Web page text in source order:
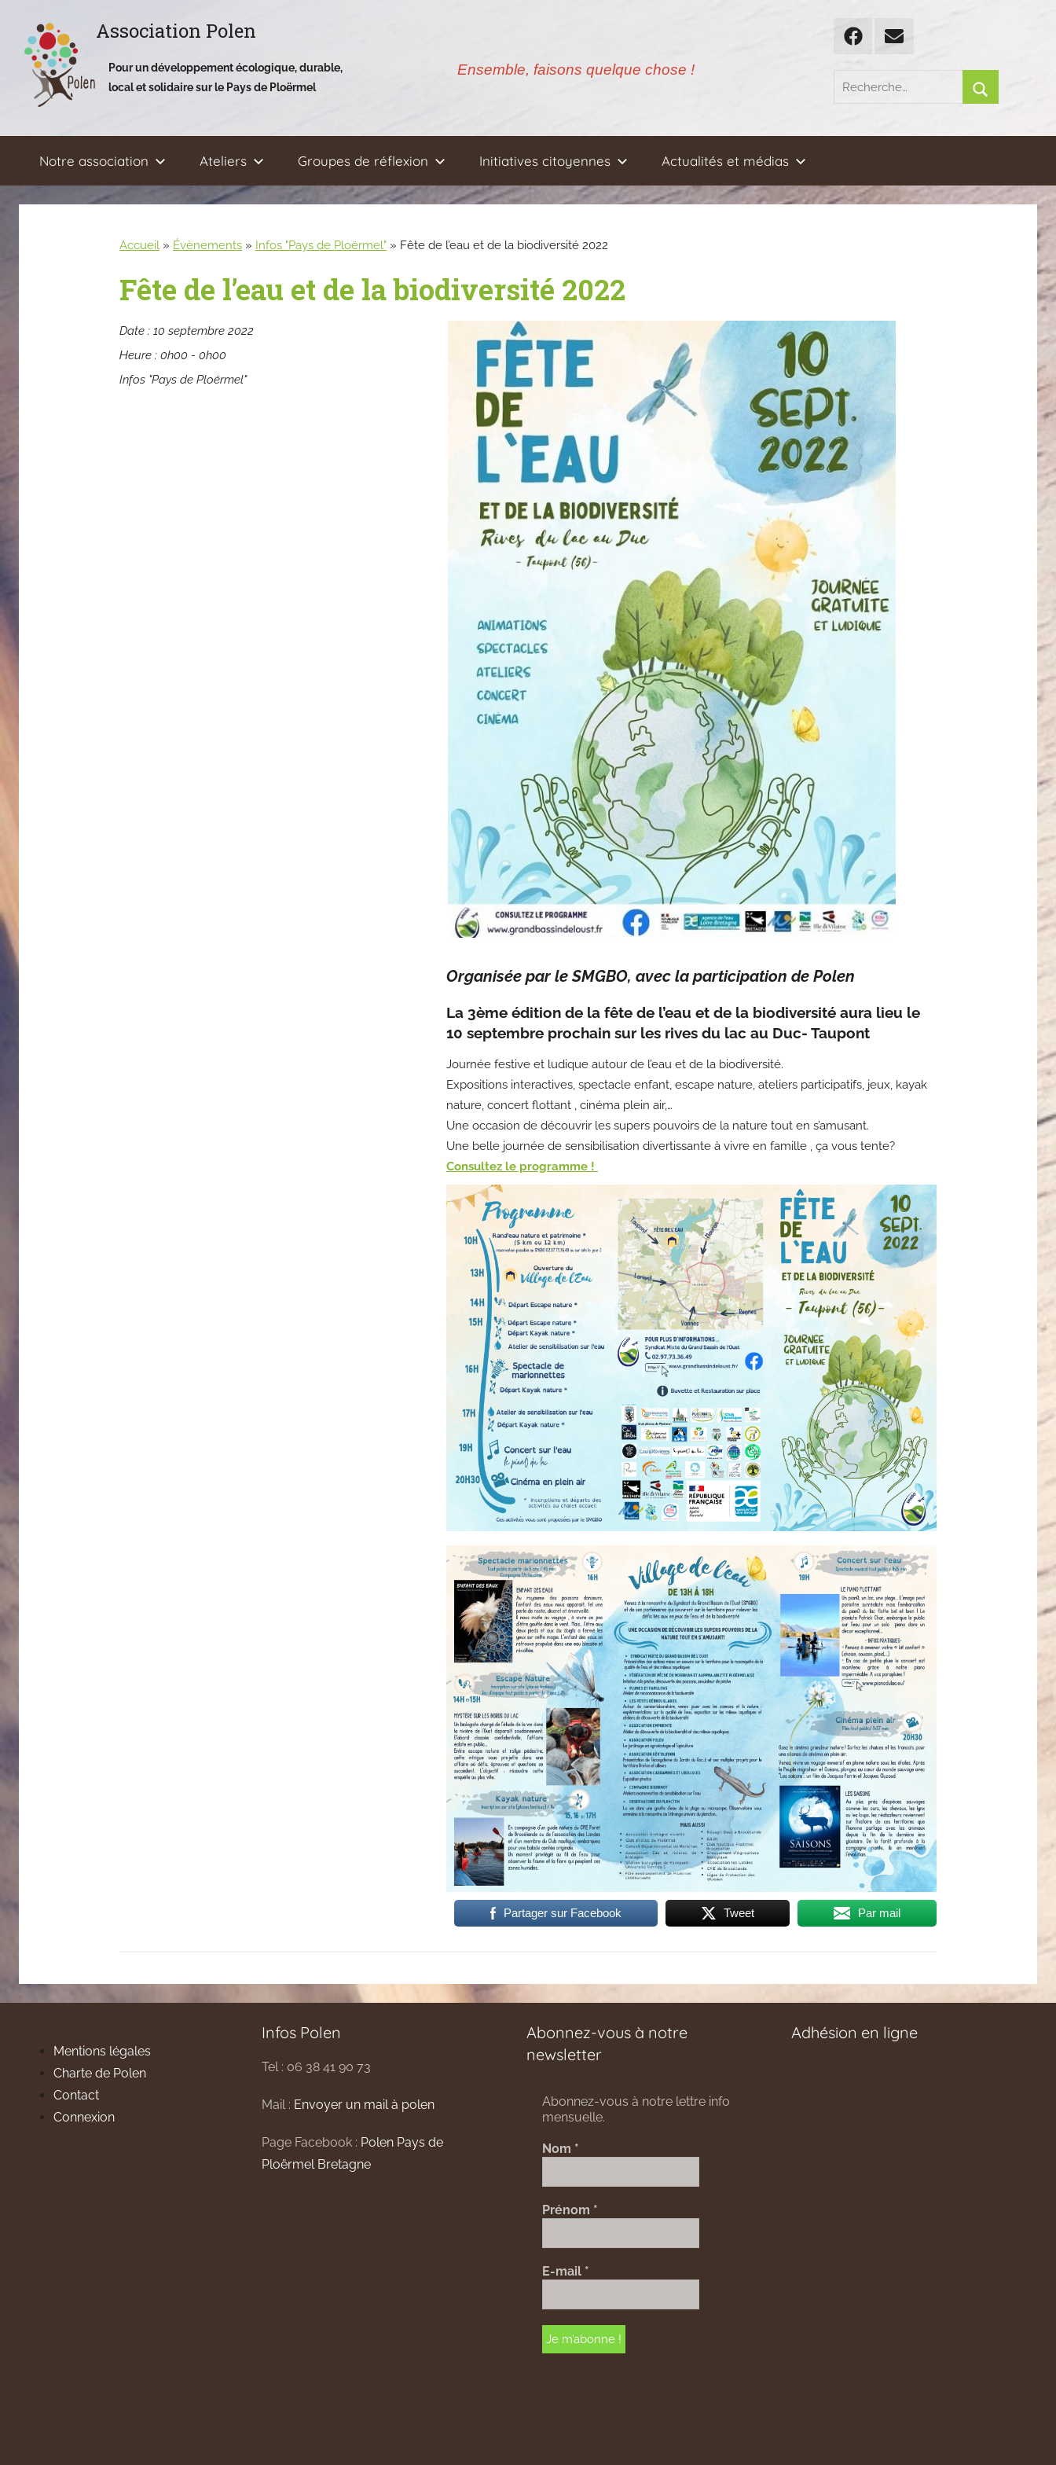
contenu
Association Polen
Pour un développement écologique, durable,
local et solidaire sur le Pays de Ploërmel
Ensemble, faisons quelque chose !
FacebookEmail
Recherche
Notre association Ateliers Groupes de réflexion Initiatives citoyennes Actualités et médias
Accueil » Évènements » Infos "Pays de Ploërmel" » Fête de l’eau et de la biodiversité 2022
Fête de l’eau et de la biodiversité 2022
Date : 10 septembre 2022
Heure : 0h00 - 0h00
Infos "Pays de Ploërmel"
Organisée par le SMGBO, avec la participation de Polen
La 3ème édition de la fête de l’eau et de la biodiversité aura lieu le
10 septembre prochain sur les rives du lac au Duc- Taupont
Journée festive et ludique autour de l’eau et de la biodiversité.
Expositions interactives, spectacle enfant, escape nature, ateliers participatifs, jeux, kayak
nature, concert flottant , cinéma plein air,…
Une occasion de découvrir les supers pouvoirs de la nature tout en s’amusant.
Une belle journée de sensibilisation divertissante à vivre en famille , ça vous tente?
Consultez le programme !
Partager sur Facebook Tweet Par mail
Mentions légales
Charte de Polen
Contact
Connexion
Infos Polen
Tel : 06 38 41 90 73
Mail : Envoyer un mail à polen
Page Facebook : Polen Pays de
Ploërmel Bretagne
Abonnez-vous à notre
newsletter
Abonnez-vous à notre lettre info
mensuelle.
Nom *
Prénom *
E-mail *
Adhésion en ligne